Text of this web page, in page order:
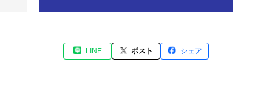
LINE ポスト シェア